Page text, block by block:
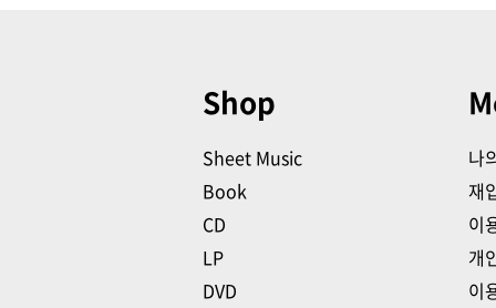
Shop
Sheet Music
Book
CD
LP
DVD
나
재
이
개
이